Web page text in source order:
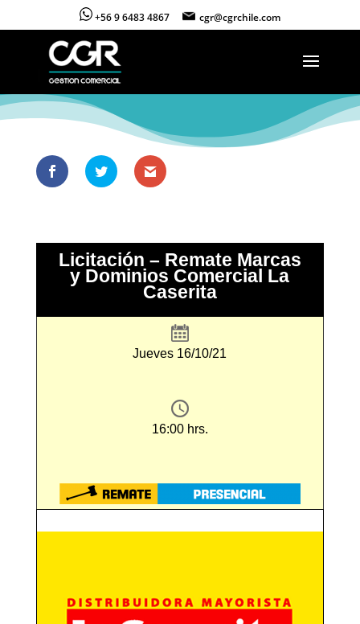
+56 9 6483 4867 cgr@cgrchile.com
Licitación – Remate Marcas
y Dominios Comercial La
Caserita
Jueves 16/10/21
16:00 hrs.